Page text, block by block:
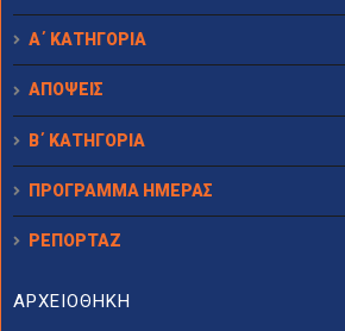
Α΄ ΚΑΤΗΓΟΡΙΑ
ΑΠΟΨΕΙΣ
Β΄ ΚΑΤΗΓΟΡΙΑ
ΠΡΟΓΡΑΜΜΑ ΗΜΕΡΑΣ
ΡΕΠΟΡΤΑΖ
ΑΡΧΕΙΟΘΗΚΗ